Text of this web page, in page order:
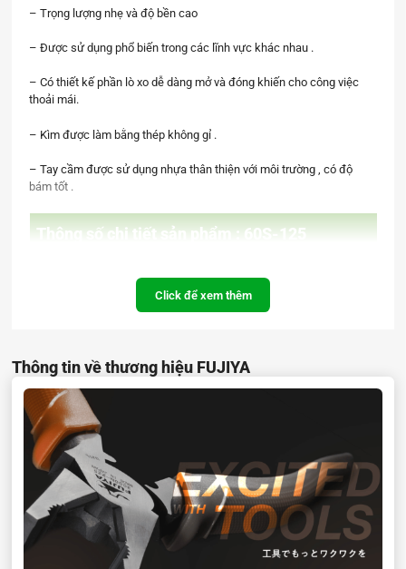
– Trọng lượng nhẹ và độ bền cao
– Được sử dụng phổ biến trong các lĩnh vực khác nhau .
– Có thiết kế phần lò xo dễ dàng mở và đóng khiến cho công việc
thoải mái.
– Kìm được làm bằng thép không gỉ .
– Tay cầm được sử dụng nhựa thân thiện với môi trường , có độ
bám tốt .
Thông số chi tiết sản phẩm : 60S-125
Kích thước (mm)
Trọng lượng (g/w)
Khả năng cắt dây thép
Khả năng cắt dây đồng
Kích thước hộp
( H x W x D mm )
170x73x15mm
Mã số JAN 4952520006252
130mm
Click để xem thêm
Thông tin về thương hiệu FUJIYA